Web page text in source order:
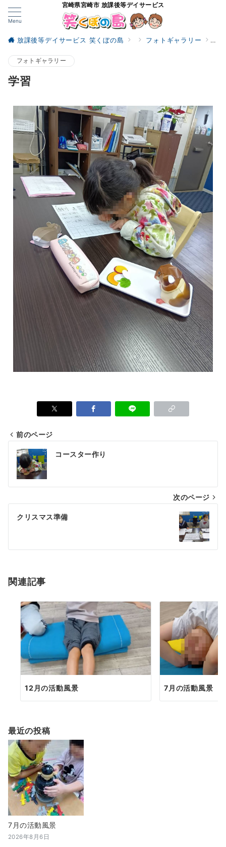
Menu
宮崎県宮崎市 放課後等デイサービス
放課後等デイサービス 笑くぼの島 フォトギャラリー 学
フォトギャラリー
学習
前のページ
コースター作り
次のページ
クリスマス準備
関連記事
12月の活動風景 7月の活動風景
最近の投稿
7月の活動風景
2026年8月6日